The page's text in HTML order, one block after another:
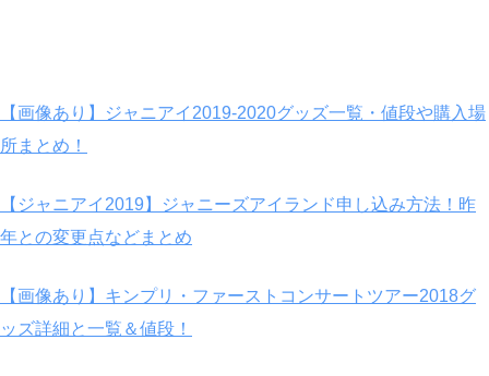
【画像あり】ジャニアイ2019-2020グッズ一覧・値段や購入場
所まとめ！
【ジャニアイ2019】ジャニーズアイランド申し込み方法！昨
年との変更点などまとめ
【画像あり】キンプリ・ファーストコンサートツアー2018グ
ッズ詳細と一覧＆値段！